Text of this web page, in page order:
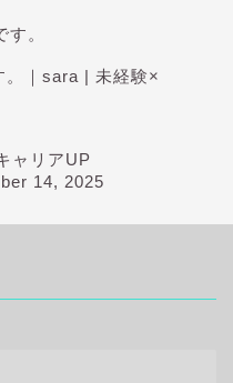
。
。｜sara | 未経験×
ャリアUP
14, 2025